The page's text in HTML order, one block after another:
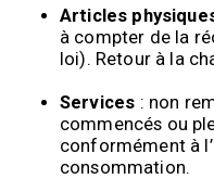
Articles
à compter de la
loi). Retour à la
Services : non
commencés ou
conformément à
consommation.